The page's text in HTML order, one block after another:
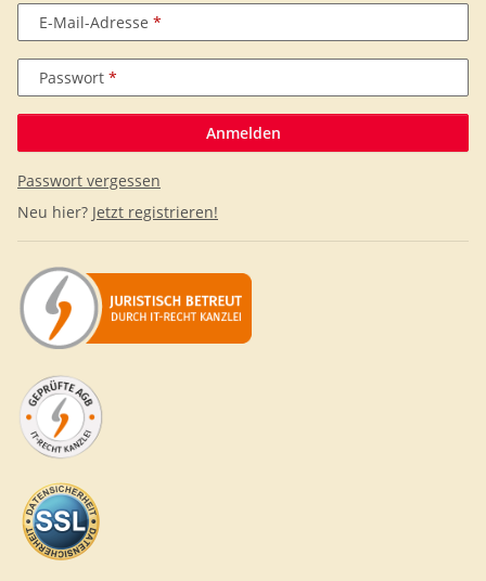
E-Mail-Adresse
Passwort
Anmelden
Passwort vergessen
Neu hier? Jetzt registrieren!